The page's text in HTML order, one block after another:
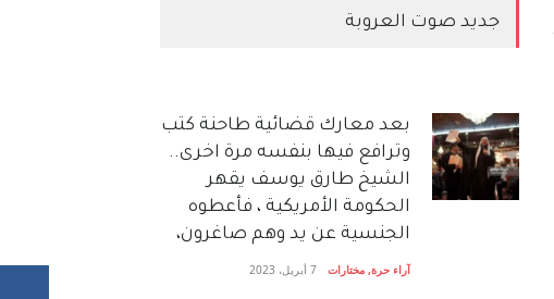
جديد صوت العروبة
بعد معارك قضائية طاحنة كتب
وترافع فيها بنفسه مرة اخرى..
الشيخ طارق يوسف يقهر
الحكومة الأمريكية ، فأعطوه
الجنسية عن يد وهم صاغرون،
آراء حرة, مختارات 7 أبريل، 2023